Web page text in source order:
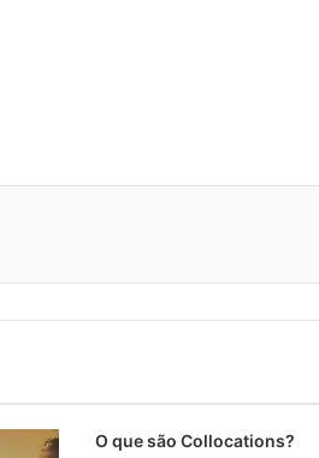
O que são Collocations?